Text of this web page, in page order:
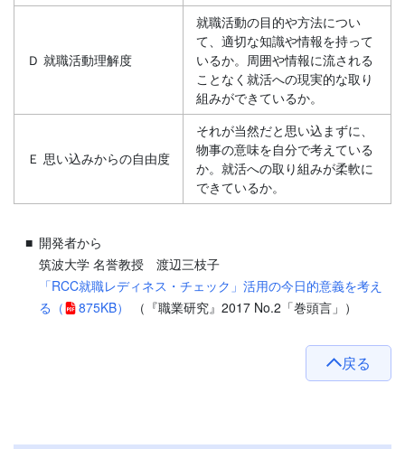
Ｄ 就職活動理解度
就職活動の目的や方法につい
て、適切な知識や情報を持って
いるか。周囲や情報に流される
ことなく就活への現実的な取り
組みができているか。
Ｅ 思い込みからの自由度
それが当然だと思い込まずに、
物事の意味を自分で考えている
か。就活への取り組みが柔軟に
できているか。
開発者から
筑波大学 名誉教授 渡辺三枝子
「RCC就職レディネス・チェック」活用の今日的意義を考え
る （ 875KB） （『職業研究』2017 No.2「巻頭言」）
戻る